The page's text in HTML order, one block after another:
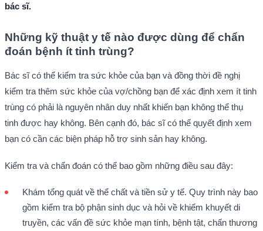
bác sĩ.
Những kỹ thuật y tế nào được dùng để chẩn
đoán bệnh ít tinh trùng?
Bác sĩ có thể kiểm tra sức khỏe của bạn và đồng thời đề nghị
kiểm tra thêm sức khỏe của vợ/chồng bạn để xác định xem ít tinh
trùng có phải là nguyên nhân duy nhất khiến bạn không thể thụ
tinh được hay không. Bên cạnh đó, bác sĩ có thể quyết định xem
bạn có cần các biện pháp hỗ trợ sinh sản hay không.
Kiểm tra và chẩn đoán có thể bao gồm những điều sau đây:
Khám tổng quát về thể chất và tiền sử y tế. Quy trình này bao
gồm kiểm tra bộ phận sinh dục và hỏi về khiếm khuyết di
truyền, các vấn đề sức khỏe mạn tính, bệnh tật, chấn thương